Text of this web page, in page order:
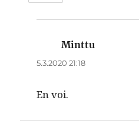
Minttu
5.3.2020 21:18
En voi.